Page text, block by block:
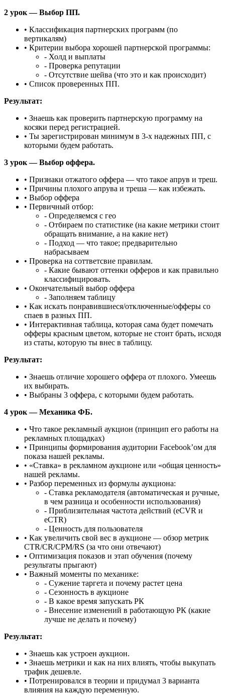
2 урок — Выбор ПП.
• Классификация партнерских программ (по
вертикалям)
• Критерии выбора хорошей партнерской программы:
- Холд и выплаты
- Проверка репутации
- Отсутствие шейва (что это и как происходит)
• Список проверенных ПП.
Результат:
• Знаешь как проверить партнерскую программу на
косяки перед регистрацией.
• Ты зарегистрирован минимум в 3-х надежных ПП, с
которыми будем работать.
3 урок — Выбор оффера.
• Признаки отжатого оффера — что такое апрув и треш.
• Причины плохого апрува и треша — как избежать.
• Выбор оффера
• Первичный отбор:
- Определяемся с гео
- Отбираем по статистике (на какие метрики стоит
обращать внимание, а на какие нет)
- Подход — что такое; предварительно
набрасываем
• Проверка на соттветсвие правилам.
- Какие бывают оттенки офферов и как правильно
классифицировать.
• Окончательный выбор оффера
- Заполняем таблицу
• Как искать понравившиеся/отключенные/офферы со
спаев в разных ПП.
• Интерактивная таблица, которая сама будет помечать
офферы красным цветом, которые не стоит брать, исходя
из статы, которую ты внес в таблицу.
Результат:
• Знаешь отличие хорошего оффера от плохого. Умеешь
их выбирать.
• Выбраны 3 оффера, с которыми будем работать.
4 урок — Механика ФБ.
• Что такое рекламный аукцион (принцип его работы на
рекламных площадках)
• Принципы формирования аудитории Facebook’ом для
показа нашей рекламы.
• «Ставка» в рекламном аукционе или «общая ценность»
нашей рекламы.
• Разбор переменных из формулы аукциона:
- Ставка рекламодателя (автоматическая и ручные,
в чем разница и особенности использования)
- Приблизительная частота действий (eCVR и
eCTR)
- Ценность для пользователя
• Как увеличить свой вес в аукционе — обзор метрик
CTR/CR/CPM/RS (за что они отвечают)
• Оптимизация показов и этап обучения (почему
результаты прыгают)
• Важный моменты по механике:
- Сужение таргета и почему растет цена
- Сезонность в аукционе
- В какое время запускать РК
- Внесение изменений в работающую РК (какие
лучше не делать и почему)
Результат:
• Знаешь как устроен аукцион.
• Знаешь метрики и как на них влиять, чтобы выкупать
трафик дешевле.
• Потренировался в теории и придумал 3 варианта
влияния на каждую переменную.